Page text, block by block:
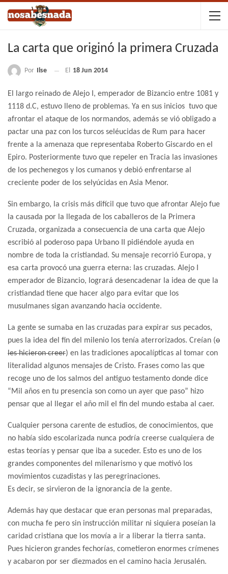
La carta que originó la primera Cruzada
Por Ilse El 18 Jun 2014
El largo reinado de Alejo I, emperador de Bizancio entre 1081 y
1118 d.C, estuvo lleno de problemas. Ya en sus inicios tuvo que
afrontar el ataque de los normandos, además se vió obligado a
pactar una paz con los turcos seléucidas de Rum para hacer
frente a la amenaza que representaba Roberto Giscardo en el
Epiro. Posteriormente tuvo que repeler en Tracia las invasiones
de los pechenegos y los cumanos y debió enfrentarse al
creciente poder de los selyúcidas en Asia Menor.
Sin embargo, la crisis más difícil que tuvo que afrontar Alejo fue
la causada por la llegada de los caballeros de la Primera
Cruzada, organizada a consecuencia de una carta que Alejo
escribió al poderoso papa Urbano II pidiéndole ayuda en
nombre de toda la cristiandad. Su mensaje recorrió Europa, y
esa carta provocó una guerra eterna: las cruzadas. Alejo I
emperador de Bizancio, logrará desencadenar la idea de que la
cristiandad tiene que hacer algo para evitar que los
musulmanes sigan avanzando hacia occidente.
La gente se sumaba en las cruzadas para expirar sus pecados,
pues la idea del fin del milenio los tenía aterrorizados. Creían (o
les hicieron creer) en las tradiciones apocalípticas al tomar con
literalidad algunos mensajes de Cristo. Frases como las que
recoge uno de los salmos del antiguo testamento donde dice
“Mil años en tu presencia son como un ayer que paso” hizo
pensar que al llegar el año mil el fin del mundo estaba al caer.
Cualquier persona carente de estudios, de conocimientos, que
no había sido escolarizada nunca podría creerse cualquiera de
estas teorías y pensar que iba a suceder. Esto es uno de los
grandes componentes del milenarismo y que motivó los
movimientos cuzadistas y las peregrinaciones.
Es decir, se sirvieron de la ignorancia de la gente.
Además hay que destacar que eran personas mal preparadas,
con mucha fe pero sin instrucción militar ni siquiera poseían la
caridad cristiana que los movía a ir a liberar la tierra santa.
Pues hicieron grandes fechorías, cometieron enormes crímenes
y acabaron por ser diezmados en el camino hacia Jerusalén.